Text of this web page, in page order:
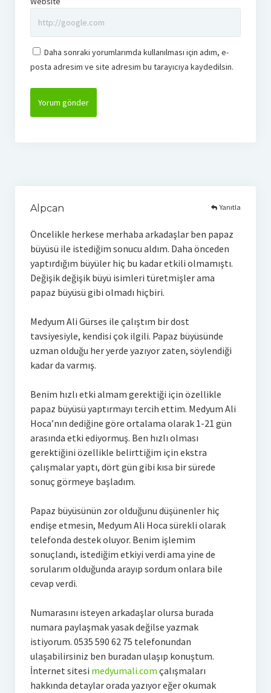
Daha sonraki yorumlarımda kullanılması için adım, e-
posta adresim ve site adresim bu tarayıcıya kaydedilsin.
Alpcan
Öncelikle herkese merhaba arkadaşlar ben papaz
büyüsü ile istediğim sonucu aldım. Daha önceden
yaptırdığım büyüler hiç bu kadar etkili olmamıştı.
Değişik değişik büyü isimleri türetmişler ama
papaz büyüsü gibi olmadı hiçbiri.
Medyum Ali Gürses ile çalıştım bir dost
tavsiyesiyle, kendisi çok ilgili. Papaz büyüsünde
uzman olduğu her yerde yazıyor zaten, söylendiği
kadar da varmış.
Benim hızlı etki almam gerektiği için özellikle
papaz büyüsü yaptırmayı tercih ettim. Medyum Ali
Hoca’nın dediğine göre ortalama olarak 1-21 gün
arasında etki ediyormuş. Ben hızlı olması
gerektiğini özellikle belirttiğim için ekstra
çalışmalar yaptı, dört gün gibi kısa bir sürede
sonuç görmeye başladım.
Papaz büyüsünün zor olduğunu düşünenler hiç
endişe etmesin, Medyum Ali Hoca sürekli olarak
telefonda destek oluyor. Benim işlemim
sonuçlandı, istediğim etkiyi verdi ama yine de
sorularım olduğunda arayıp sordum onlara bile
cevap verdi.
Numarasını isteyen arkadaşlar olursa burada
numara paylaşmak yasak değilse yazmak
istiyorum. 0535 590 62 75 telefonundan
ulaşabilirsiniz ben buradan ulaşıp konuştum.
İnternet sitesi medyumali.com çalışmaları
hakkında detaylar orada yazıyor eğer okumak
Yanıtla